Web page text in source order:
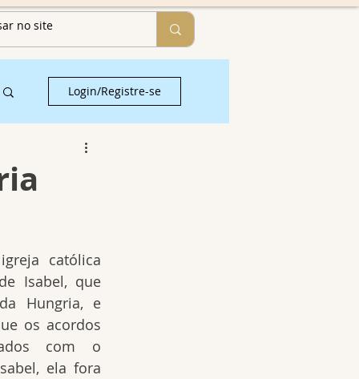
Login/Registre-se
católica
Isabel, que
Hungria, e
os acordos
com o
ela fora